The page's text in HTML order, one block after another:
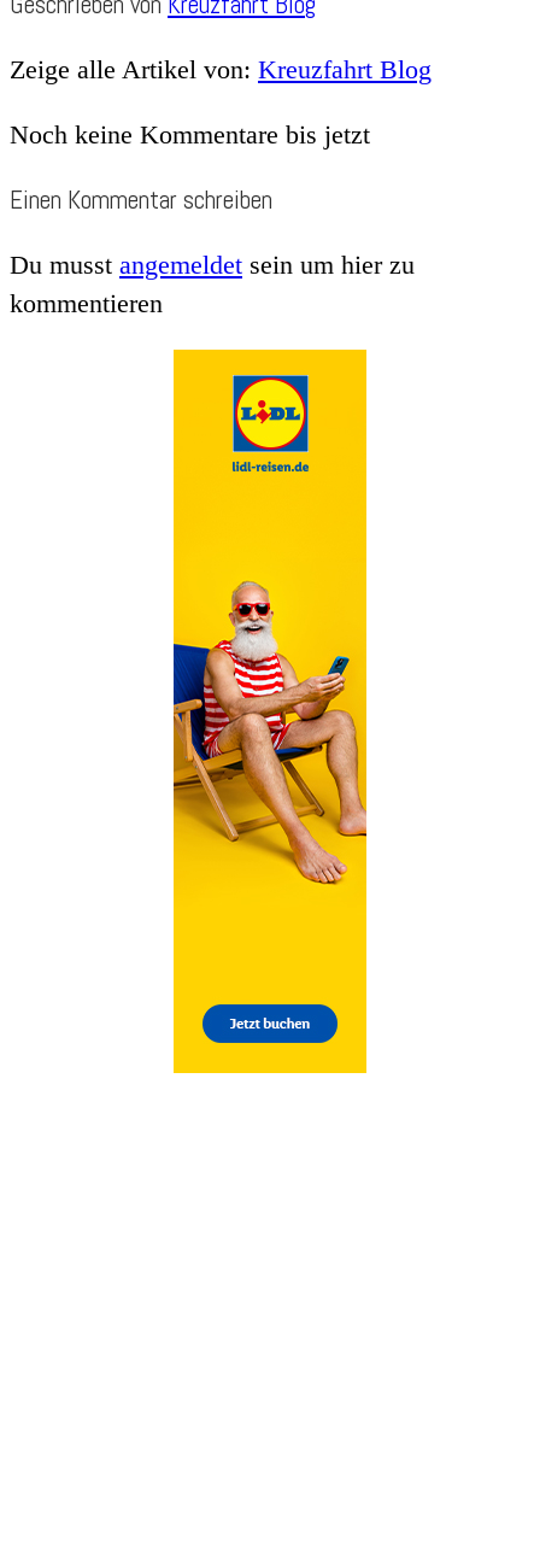
Zeige alle Artikel von: Kreuzfahrt Blog
Noch keine Kommentare bis jetzt
Einen Kommentar schreiben
Du musst angemeldet sein um hier zu
kommentieren